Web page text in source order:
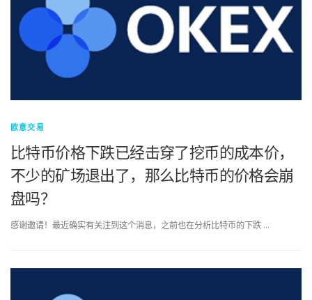
欧意交易
比特币价格下跌已经击穿了挖币的成本价，
不少的矿场退出了，那么比特币的价格会崩
盘吗？
感谢邀请！最近确实有关注到这个消息，之前也在分析比特币的下跌 …